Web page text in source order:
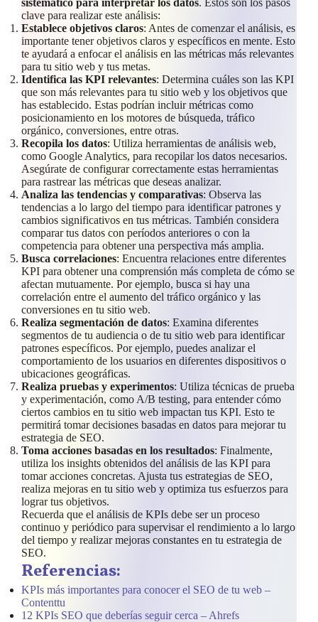
sistemático para interpretar los datos. Estos son los pasos
clave para realizar este análisis:
Establece objetivos claros: Antes de comenzar el análisis, es
importante tener objetivos claros y específicos en mente. Esto
te ayudará a enfocar el análisis en las métricas más relevantes
para tu sitio web y tus metas.
Identifica las KPI relevantes: Determina cuáles son las KPI
que son más relevantes para tu sitio web y los objetivos que
has establecido. Estas podrían incluir métricas como
posicionamiento en los motores de búsqueda, tráfico
orgánico, conversiones, entre otras.
Recopila los datos: Utiliza herramientas de análisis web,
como Google Analytics, para recopilar los datos necesarios.
Asegúrate de configurar correctamente estas herramientas
para rastrear las métricas que deseas analizar.
Analiza las tendencias y comparativas: Observa las
tendencias a lo largo del tiempo para identificar patrones y
cambios significativos en tus métricas. También considera
comparar tus datos con períodos anteriores o con la
competencia para obtener una perspectiva más amplia.
Busca correlaciones: Encuentra relaciones entre diferentes
KPI para obtener una comprensión más completa de cómo se
afectan mutuamente. Por ejemplo, busca si hay una
correlación entre el aumento del tráfico orgánico y las
conversiones en tu sitio web.
Realiza segmentación de datos: Examina diferentes
segmentos de tu audiencia o de tu sitio web para identificar
patrones específicos. Por ejemplo, puedes analizar el
comportamiento de los usuarios en diferentes dispositivos o
ubicaciones geográficas.
Realiza pruebas y experimentos: Utiliza técnicas de prueba
y experimentación, como A/B testing, para entender cómo
ciertos cambios en tu sitio web impactan tus KPI. Esto te
permitirá tomar decisiones basadas en datos para mejorar tu
estrategia de SEO.
Toma acciones basadas en los resultados: Finalmente,
utiliza los insights obtenidos del análisis de las KPI para
tomar acciones concretas. Ajusta tus estrategias de SEO,
realiza mejoras en tu sitio web y optimiza tus esfuerzos para
lograr tus objetivos.
Recuerda que el análisis de KPIs debe ser un proceso
continuo y periódico para supervisar el rendimiento a lo largo
del tiempo y realizar mejoras constantes en tu estrategia de
SEO.
Referencias:
KPIs más importantes para conocer el SEO de tu web –
Contenttu
12 KPIs SEO que deberías seguir cerca – Ahrefs